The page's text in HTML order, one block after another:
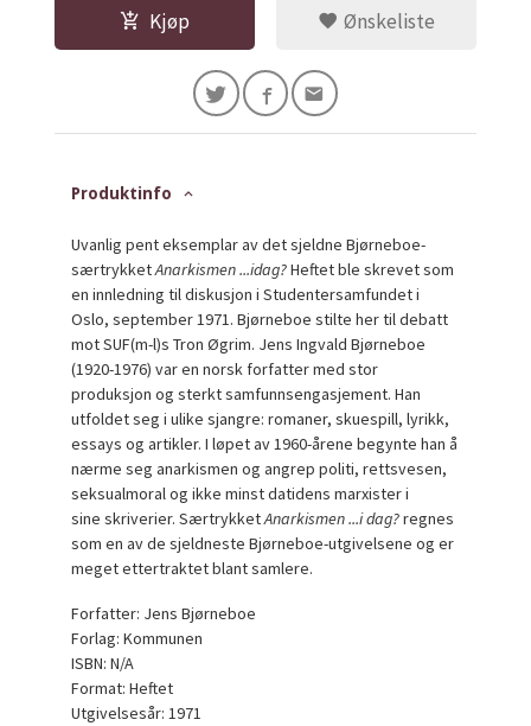
Kjøp Ønskeliste
Produktinfo
Uvanlig pent eksemplar av det sjeldne Bjørneboe-
særtrykketAnarkismen ...idag?Heftet ble skrevet som
en innledning til diskusjon i Studentersamfundet i
Oslo, september 1971. Bjørneboe stilte her til debatt
mot SUF(m-l)s Tron Øgrim. Jens Ingvald Bjørneboe
(1920-1976) var en norsk forfatter med stor
produksjon og sterkt samfunnsengasjement. Han
utfoldet seg i ulike sjangre: romaner, skuespill, lyrikk,
essays og artikler. I løpet av 1960-årene begynte han å
nærme seg anarkismen og angrep politi, rettsvesen,
seksualmoral og ikke minst datidens marxister i
sine skriverier. SærtrykketAnarkismen ...i dag?regnes
som en av de sjeldneste Bjørneboe-utgivelsene og er
meget ettertraktet blant samlere.
Forfatter: Jens Bjørneboe
Forlag: Kommunen
ISBN: N/A
Format: Heftet
Utgivelsesår: 1971